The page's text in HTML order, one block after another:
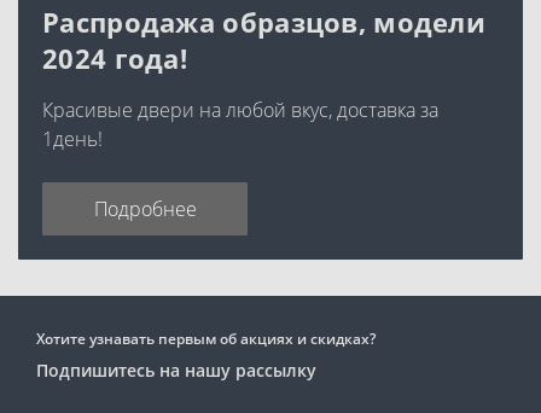
Распродажа образцов, модели
2024 года!
Красивые двери на любой вкус, доставка за
1день!
Подробнее
Хотите узнавать первым об акциях и скидках?
Подпишитесь на нашу рассылку